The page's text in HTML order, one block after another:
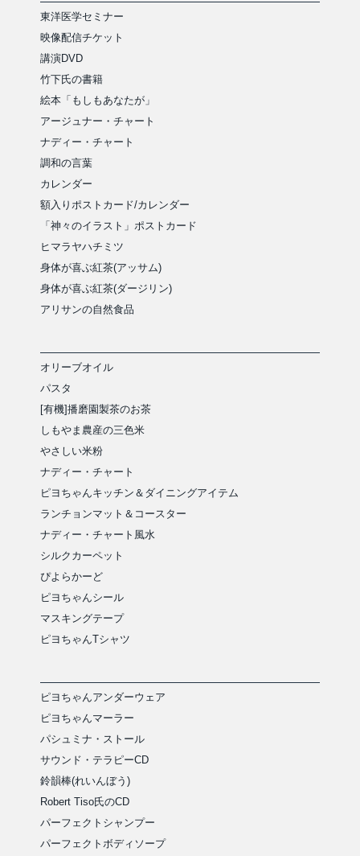
東洋医学セミナー
映像配信チケット
講演DVD
竹下氏の書籍
絵本「もしもあなたが」
アージュナー・チャート
ナディー・チャート
調和の言葉
カレンダー
額入りポストカード/カレンダー
「神々のイラスト」ポストカード
ヒマラヤハチミツ
身体が喜ぶ紅茶(アッサム)
身体が喜ぶ紅茶(ダージリン)
アリサンの自然食品
オリーブオイル
パスタ
[有機]播磨園製茶のお茶
しもやま農産の三色米
やさしい米粉
ナディー・チャート
ピヨちゃんキッチン＆ダイニングアイテム
ランチョンマット＆コースター
ナディー・チャート風水
シルクカーペット
ぴよらかーど
ピヨちゃんシール
マスキングテープ
ピヨちゃんTシャツ
ピヨちゃんアンダーウェア
ピヨちゃんマーラー
パシュミナ・ストール
サウンド・テラピーCD
鈴韻棒(れいんぼう)
Robert Tiso氏のCD
パーフェクトシャンプー
パーフェクトボディソープ